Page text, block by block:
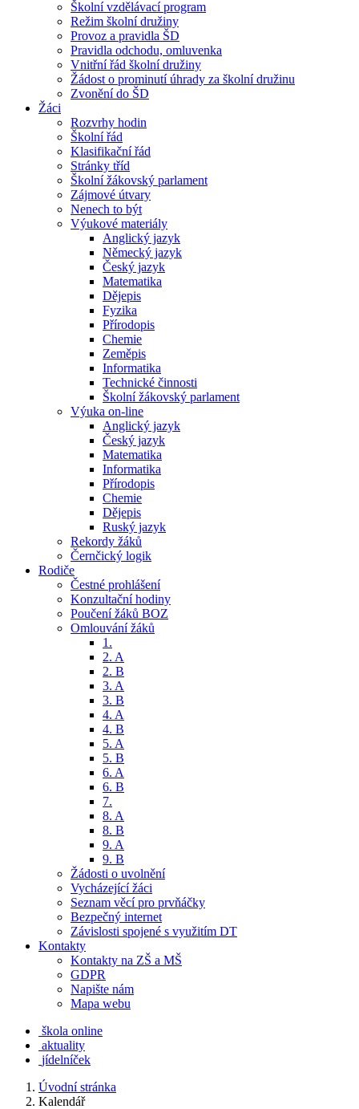
Školní vzdělávací program
Režim školní družiny
Provoz a pravidla ŠD
Pravidla odchodu, omluvenka
Vnitřní řád školní družiny
Žádost o prominutí úhrady za školní družinu
Zvonění do ŠD
Žáci
Rozvrhy hodin
Školní řád
Klasifikační řád
Stránky tříd
Školní žákovský parlament
Zájmové útvary
Nenech to být
Výukové materiály
Anglický jazyk
Německý jazyk
Český jazyk
Matematika
Dějepis
Fyzika
Přírodopis
Chemie
Zeměpis
Informatika
Technické činnosti
Školní žákovský parlament
Výuka on-line
Anglický jazyk
Český jazyk
Matematika
Informatika
Přírodopis
Chemie
Dějepis
Ruský jazyk
Rekordy žáků
Černčický logik
Rodiče
Čestné prohlášení
Konzultační hodiny
Poučení žáků BOZ
Omlouvání žáků
1.
2. A
2. B
3. A
3. B
4. A
4. B
5. A
5. B
6. A
6. B
7.
8. A
8. B
9. A
9. B
Žádosti o uvolnění
Vycházející žáci
Seznam věcí pro prvňáčky
Bezpečný internet
Závislosti spojené s využitím DT
Kontakty
Kontakty na ZŠ a MŠ
GDPR
Napište nám
Mapa webu
škola online
aktuality
jídelníček
Úvodní stránka
Kalendář